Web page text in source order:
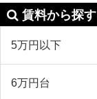
賃料から探す
5万円以下
6万円台